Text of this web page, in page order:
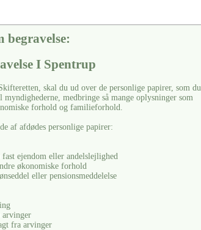
begravelse:
I Spentrup
skal du ud over de personlige papirer, som du
medbringe så mange oplysninger som
forhold og familieforhold.
af afdødes personlige papirer:
ejendom eller andelslejlighed
økonomiske forhold
eller pensionsmeddelelse
arvinger
fra arvinger